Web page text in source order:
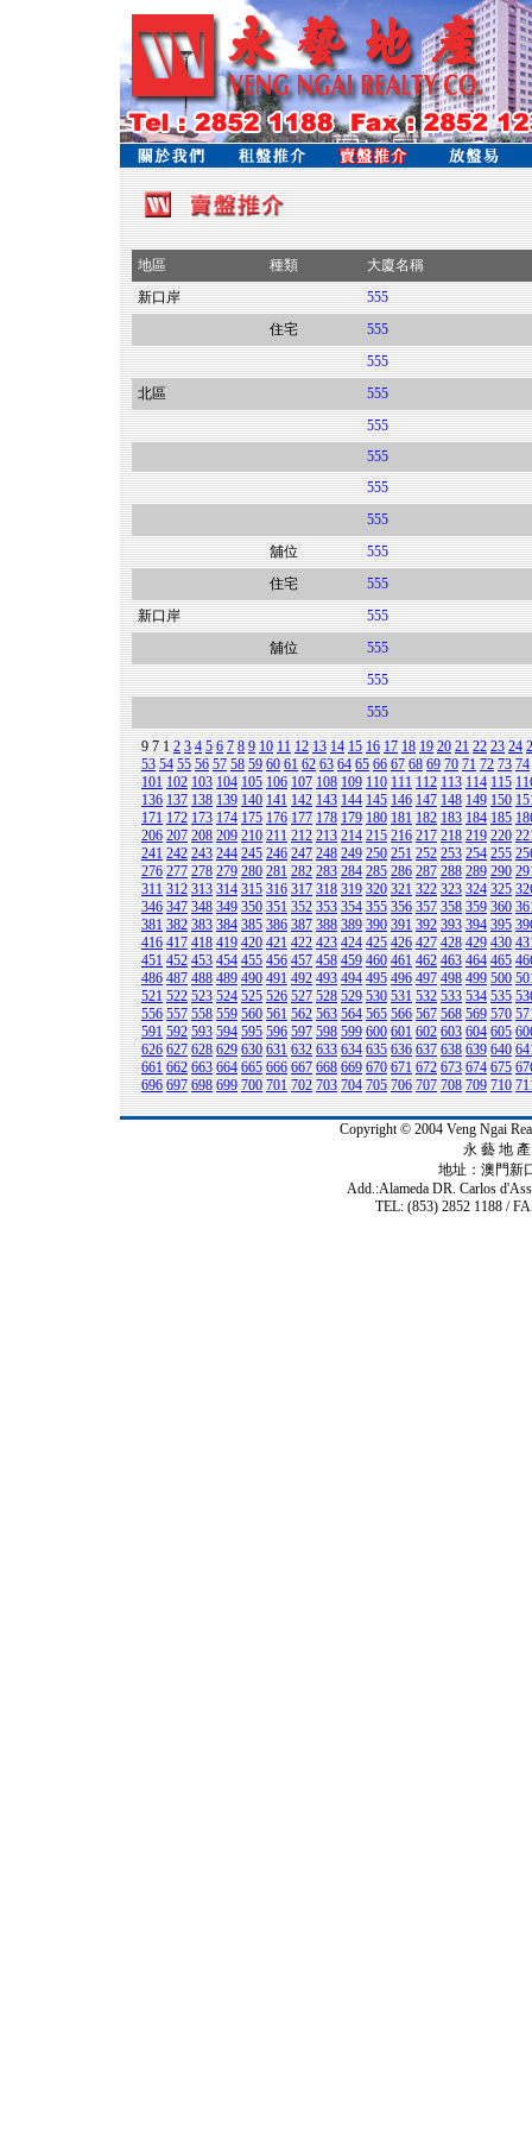
地區 種類
大廈名稱
新口岸
555
住宅
555
555
北區
555
555
555
555
555
舖位
555
住宅
555
新口岸
555
舖位
555
555
555
9 712 3 4 5 6 7 8 9 10 11 12 13 14 15 16 17 18 19 20 21 22 23 24
53 54 55 56 57 58 59 60 61 62 63 64 65 66 67 68 69 70 71 72 73 74
101 102 103 104 105 106 107 108 109 110 111 112 113 114 115
136 137 138 139 140 141 142 143 144 145 146 147 148 149 150
171 172 173 174 175 176 177 178 179 180 181 182 183 184 185
206 207 208 209 210 211 212 213 214 215 216 217 218 219 220
241 242 243 244 245 246 247 248 249 250 251 252 253 254 255
276 277 278 279 280 281 282 283 284 285 286 287 288 289 290
311 312 313 314 315 316 317 318 319 320 321 322 323 324 325
346 347 348 349 350 351 352 353 354 355 356 357 358 359 360
381 382 383 384 385 386 387 388 389 390 391 392 393 394 395
416 417 418 419 420 421 422 423 424 425 426 427 428 429 430
451 452 453 454 455 456 457 458 459 460 461 462 463 464 465
486 487 488 489 490 491 492 493 494 495 496 497 498 499 500
521 522 523 524 525 526 527 528 529 530 531 532 533 534 535
556 557 558 559 560 561 562 563 564 565 566 567 568 569 570
591 592 593 594 595 596 597 598 599 600 601 602 603 604 605
626 627 628 629 630 631 632 633 634 635 636 637 638 639 640
661 662 663 664 665 666 667 668 669 670 671 672 673 674 675
696 697 698 699 700 701 702 703 704 705 706 707 708 709 710
Copyright © 2004 Veng Ngai
永 藝 地
地址：澳門新
Add.:Alameda DR. Carlos
TEL: (853) 2852 1188 /